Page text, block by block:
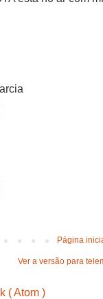
Página
Ver a versão para
( Atom )